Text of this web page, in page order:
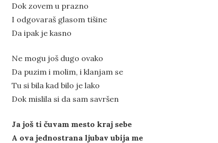
Dok zovem u prazno
I odgovaraš glasom tišine
Da ipak je kasno
Ne mogu još dugo ovako
Da puzim i molim, i klanjam se
Tu si bila kad bilo je lako
Dok mislila si da sam savršen
Ja još ti čuvam mesto kraj sebe
A ova jednostrana ljubav ubija me